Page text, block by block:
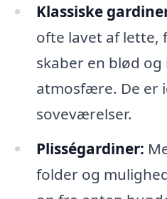
Klassiske
ofte lavet af lette,
skaber en blød
atmosfære. De er
soveværelser.
Plisségardiner:
folder og